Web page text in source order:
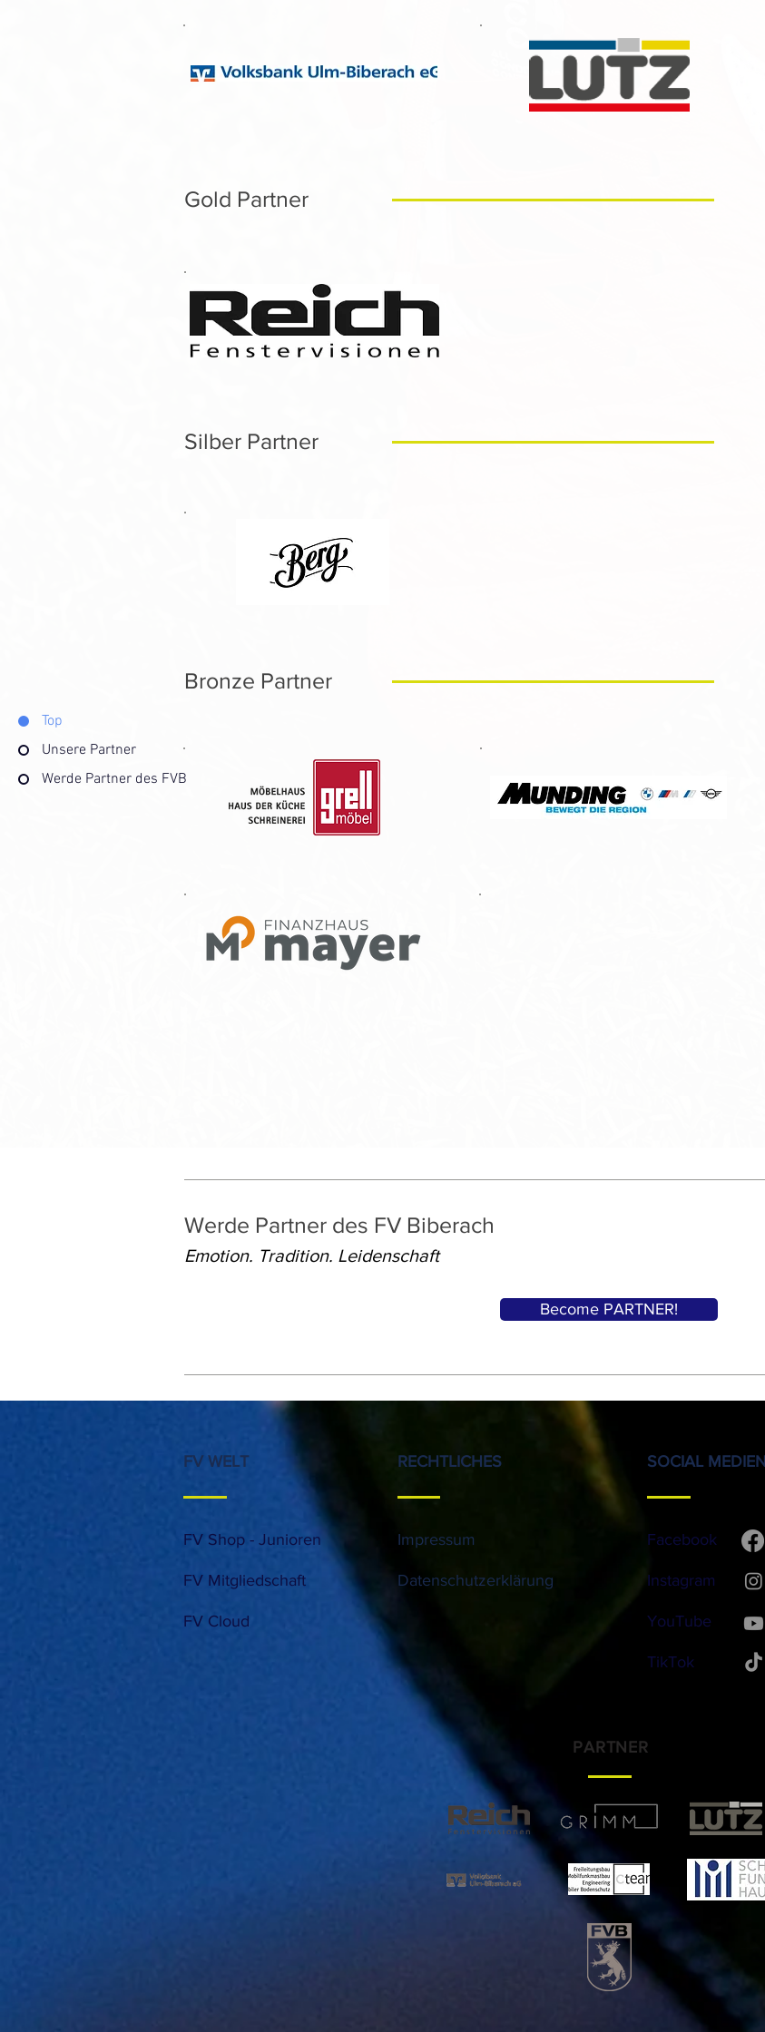
Top
Unsere Partner
Werde Partner des FVB
Gold Partner
Silber Partner
Bronze Partner
Werde Partner des FV Biberach
Emotion. Tradition. Leidenschaft
Become PARTNER!
FV WELT
FV Shop - Junioren
FV Mitgliedschaft
FV Cloud
RECHTLICHES
Impressum
Datenschutzerklärung
SOCIAL MEDIEN
Facebook
Instagram
YouTube
TikTok
PARTNER